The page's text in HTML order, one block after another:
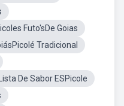
Futo'sDe Goias
Tradicional
Lista De Sabor ESPicole